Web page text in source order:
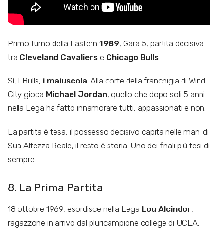
Primo turno della Eastern 1989, Gara 5, partita decisiva
tra Cleveland Cavaliers e Chicago Bulls
Sì, I Bulls, i maiuscola. Alla corte della franchigia di Wind
City gioca Michael Jordan, quello che dopo soli 5 anni
nella Lega ha fatto innamorare tutti, appassionati e non.
La partita è tesa, il possesso decisivo capita nelle mani di
Sua Altezza Reale, il resto è storia. Uno dei finali più tesi di
sempre.
8. La Prima Partita
18 ottobre 1969, esordisce nella Lega Lou Alcindor,
ragazzone in arrivo dal pluricampione college di UCLA.